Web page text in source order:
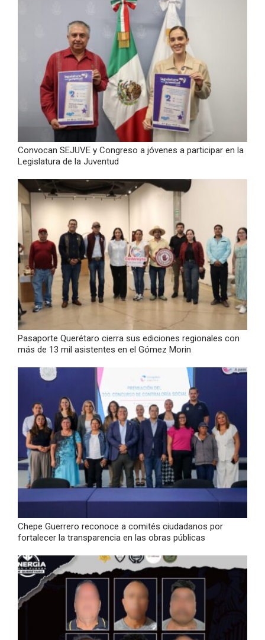
Convocan SEJUVE y Congreso a jóvenes a participar en la
Legislatura de la Juventud
Pasaporte Querétaro cierra sus ediciones regionales con
más de 13 mil asistentes en el Gómez Morin
Chepe Guerrero reconoce a comités ciudadanos por
fortalecer la transparencia en las obras públicas